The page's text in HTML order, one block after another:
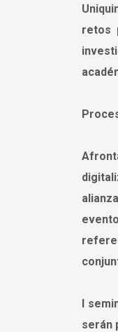
retos
l
serán